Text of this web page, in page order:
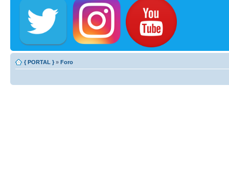
{ PORTAL } » Foro